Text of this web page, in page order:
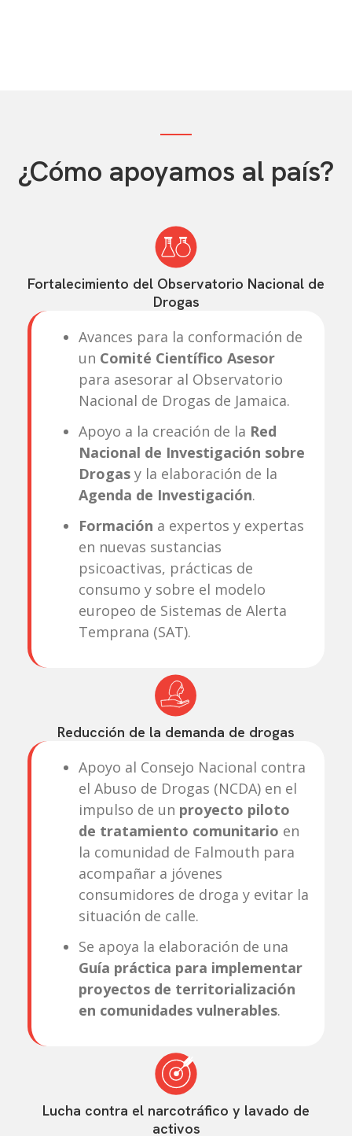
¿Cómo apoyamos al país?
Fortalecimiento del Observatorio Nacional de
Drogas
Avances para la conformación de
un Comité Científico Asesor
para asesorar al Observatorio
Nacional de Drogas de Jamaica.
Apoyo a la creación de la Red
Nacional de Investigación sobre
Drogas y la elaboración de la
Agenda de Investigación.
Formación a expertos y expertas
en nuevas sustancias
psicoactivas, prácticas de
consumo y sobre el modelo
europeo de Sistemas de Alerta
Temprana (SAT).
Reducción de la demanda de drogas
Apoyo al Consejo Nacional contra
el Abuso de Drogas (NCDA) en el
impulso de un proyecto piloto
de tratamiento comunitario en
la comunidad de Falmouth para
acompañar a jóvenes
consumidores de droga y evitar la
situación de calle.
Se apoya la elaboración de una
Guía práctica para implementar
proyectos de territorialización
en comunidades vulnerables.
Lucha contra el narcotráfico y lavado de
activos